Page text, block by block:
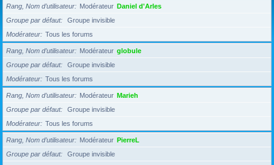
Rang, Nom d’utilisateur Modérateur Daniel d'Arles
Groupe par défaut
Groupe invisible
Modérateur
Tous les forums
Rang, Nom d’utilisateur Modérateur globule
Groupe par défaut
Groupe invisible
Modérateur
Tous les forums
Rang, Nom d’utilisateur Modérateur Marieh
Groupe par défaut
Groupe invisible
Modérateur
Tous les forums
Rang, Nom d’utilisateur Modérateur PierreL
Groupe par défaut
Groupe invisible